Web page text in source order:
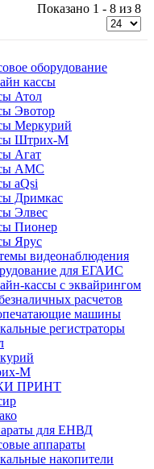
Показано 1 - 8 из 8
оборудование
кассы
Атол
Эвотор
Меркурий
Штрих-М
Агат
АМС
aQsi
Дримкас
Элвес
Пионер
Ярус
видеонаблюдения
для ЕГАИС
кассы с эквайрингом
расчетов
машины
регистраторы
М
ПРИНТ
для ЕНВД
аппараты
накопители